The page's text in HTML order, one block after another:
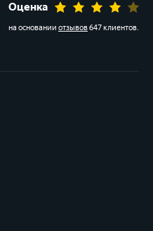
Оценка
на основании отзывов647 клиентов.